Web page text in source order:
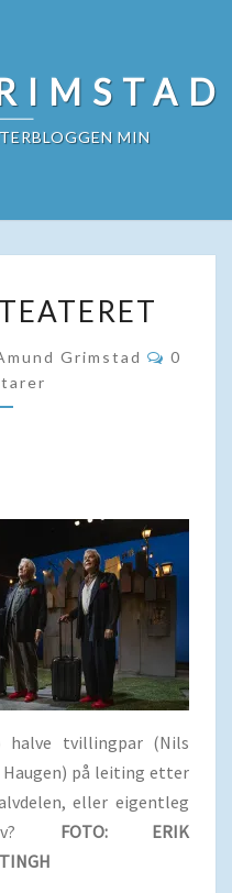
MIN
Grimstad
0
halve tvillingpar (Nils
på leiting etter
eller eigentleg
FOTO: ERIK